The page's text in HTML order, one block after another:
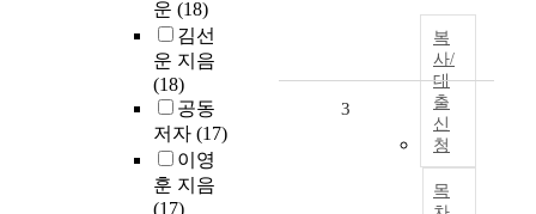
운 (18)
김선
운 지음
(18)
공동
저자 (17)
이영
훈 지음
(17)
복
사/
대
출
신
청
목
3